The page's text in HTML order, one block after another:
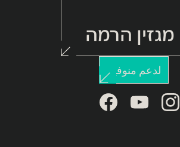
מגזין הרמה
لدعم منوفيم
instagram
youtube
facebook